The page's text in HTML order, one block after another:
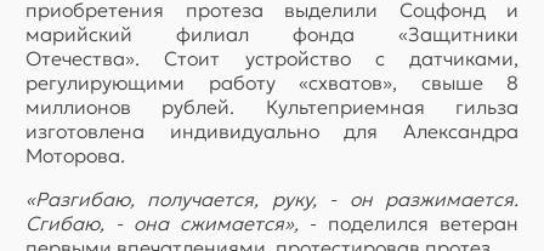
приобретения протеза выделили Соцфонд и
марийский филиал фонда «Защитники
Отечества». Стоит устройство с датчиками,
регулирующими работу «схватов», свыше 8
миллионов рублей. Культеприемная гильза
изготовлена индивидуально для Александра
Моторова.
«Разгибаю, получается, руку, - он разжимается.
Сгибаю, - она сжимается», - поделился ветеран